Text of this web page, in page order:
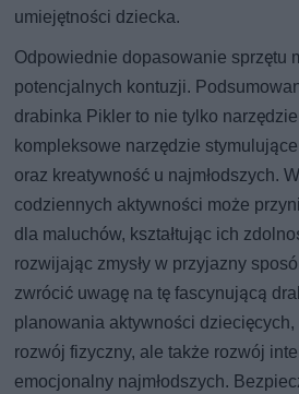
umiejętności dziecka.
Odpowiednie dopasowanie sprzętu
potencjalnych kontuzji.
drabinka Pikler to nie tylko
kompleksowe narzędzie
oraz kreatywność u najmłodszych.
codziennych aktywności może
dla maluchów, kształtując ich
rozwijając zmysły w przyjazny
zwrócić uwagę na tę fascynującą
planowania aktywności
rozwój fizyczny, ale także rozwój
emocjonalny najmłodszych.